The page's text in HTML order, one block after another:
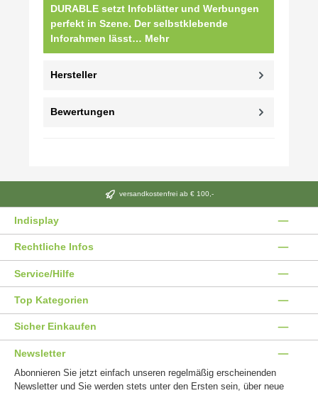
DURABLE setzt Infoblätter und Werbungen
perfekt in Szene. Der selbstklebende
Inforahmen lässt… Mehr
Hersteller
Bewertungen
versandkostenfrei ab € 100,-
Indisplay
Rechtliche Infos
Service/Hilfe
Top Kategorien
Sicher Einkaufen
Newsletter
Abonnieren Sie jetzt einfach unseren regelmäßig erscheinenden
Newsletter und Sie werden stets unter den Ersten sein, über neue